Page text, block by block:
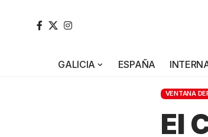
GALICIA ESPAÑA
VENTANA
El